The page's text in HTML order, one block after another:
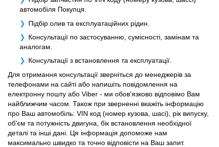
автомобіля Покупця.
Підбір олив та експлуатаційних рідин.
Консультації по застосуванню, сумісності, замінам та
аналогам.
Консультації з встановлення та експлуатації.
Для отримання консультації зверніться до менеджерів за
телефонами на сайті або напишіть повідомлення на
електронну пошту або Viber - ми обов'язково відповімо Вам
найближчим часом. Також при зверненні вкажіть інформацію
про Ваш автомобіль: VIN код (номер кузова, шасі), рік випуску,
об'єм та потужність двигуна, бік встановлення необхідної
деталі та інші дані. Ця інформація допоможе нам
максимально швидко та точно відповісти на Ваш запит.